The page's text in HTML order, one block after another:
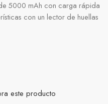
5000 mAh con carga rápida
con un lector de huellas
este producto